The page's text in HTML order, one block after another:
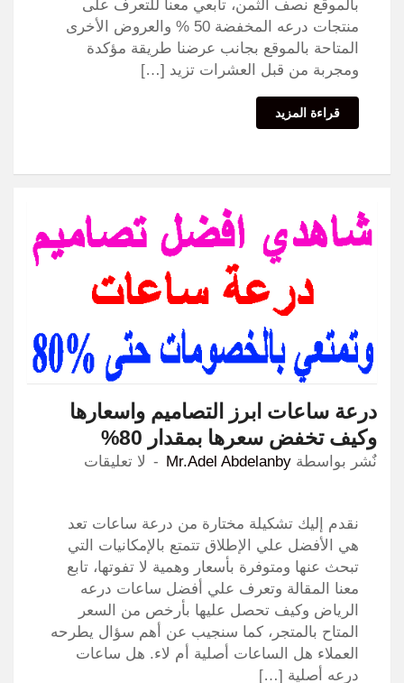
بالموقع نصف الثمن، تابعي معنا للتعرف على
منتجات درعه المخفضة 50 % والعروض الأخرى
المتاحة بالموقع بجانب عرضنا طريقة مؤكدة
ومجربة من قبل العشرات تزيد […]
قراءة المزيد
درعة ساعات ابرز التصاميم واسعارها
وكيف تخفض سعرها بمقدار 80%
نٌشر بواسطة Mr.Adel Abdelanby لا تعليقات
نقدم إليك تشكيلة مختارة من درعة ساعات تعد
هي الأفضل علي الإطلاق تتمتع بالإمكانيات التي
تبحث عنها ومتوفرة بأسعار وهمية لا تفوتها، تابع
معنا المقالة وتعرف علي أفضل ساعات درعه
الرياض وكيف تحصل عليها بأرخص من السعر
المتاح بالمتجر، كما سنجيب عن أهم سؤال يطرحه
العملاء هل الساعات أصلية أم لاء. هل ساعات
درعه أصلية […]